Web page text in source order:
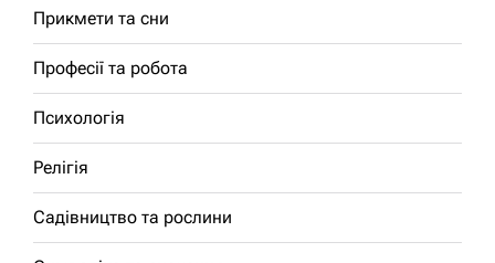
Прикмети та сни
Професії та робота
Психологія
Релігія
Садівництво та рослини